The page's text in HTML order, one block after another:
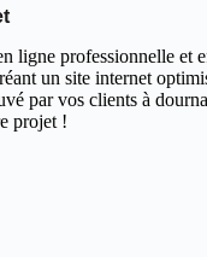
ligne professionnelle et
un site internet
par vos clients à
projet !